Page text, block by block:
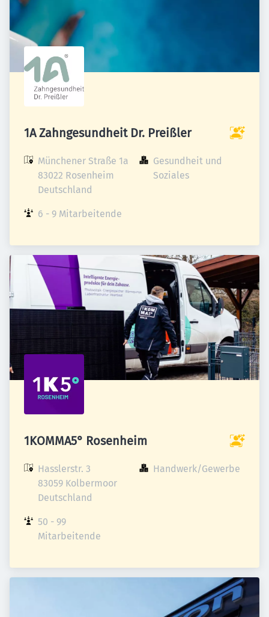
1A Zahngesundheit Dr. Preißler
Münchener Straße 1a
83022 Rosenheim
Deutschland
Gesundheit und
Soziales
6 - 9 Mitarbeitende
1KOMMA5° Rosenheim
Hasslerstr. 3
83059 Kolbermoor
Deutschland
Handwerk/Gewerbe
50 - 99
Mitarbeitende